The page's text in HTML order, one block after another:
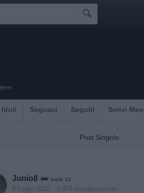

Idoli Seguaci Seguiti Scrivi
Post Singolo
Junio8 livello 13
9 Luglio 2025 - 3.879 visualizzazioni